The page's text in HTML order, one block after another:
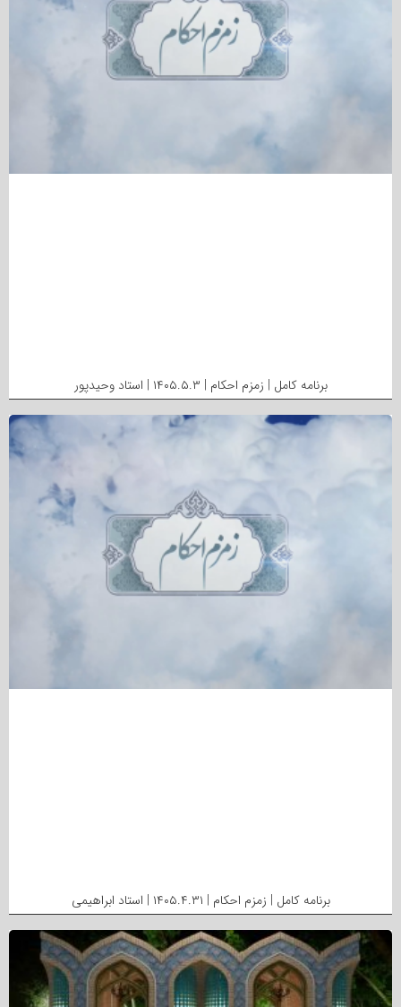
برنامه کامل | زمزم احکام | ۱۴۰۵.۵.۳ | استاد وحیدپور
برنامه کامل | زمزم احکام | ۱۴۰۵.۴.۳۱ | استاد ابراهیمی